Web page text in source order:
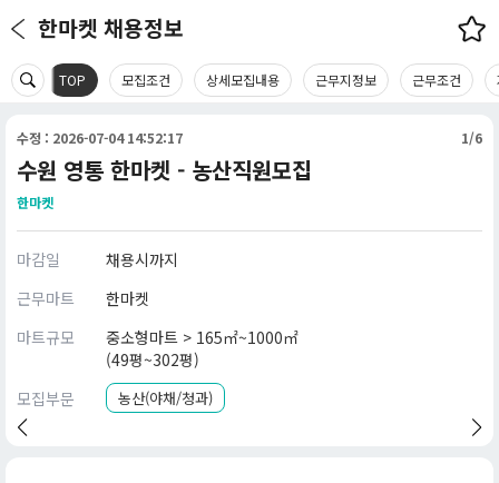
한마켓 채용정보
TOP 모집조건 상세모집내용 근무지정보 근무조건
수정 : 2026-07-04 14:52:17 1/6
수원 영통 한마켓 - 농산직원모집
한마켓
마감일
채용시까지
근무마트
한마켓
마트규모
중소형마트 > 165㎡~1000㎡
(49평~302평)
모집부문
농산(야채/청과)